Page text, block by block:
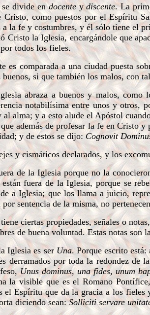
divide endocenteydiscente. La
Cristo, como puestos por el Espíritu
a la fe y costumbres, y él sólo tiene el
Cristo la Iglesia, encargándole que
todos los fieles.
comparada a una ciudad puesta
si que también los malos, con
abraza a buenos y malos, como
notabilísima entre unos y otros,
al alma; y a esto alude el Apóstol
además de profesar la fe en Cristo
y de estos se dijo:Cognovit
y cismáticos declarados, y los
de la Iglesia porque no la
están fuera de la Iglesia, porque se
a Iglesia; que los llama a juicio,
sentencia de la misma, no
ciertas propiedades, señales o
de buena voluntad. Estas notas son
Iglesia es ser Una. Porque escrito está:
derramados por toda la redondez
Unus dominus, una fides, unum
la visible que es el Romano
Espíritu que da la gracia a los fieles
diciendo sean:Solliciti servare